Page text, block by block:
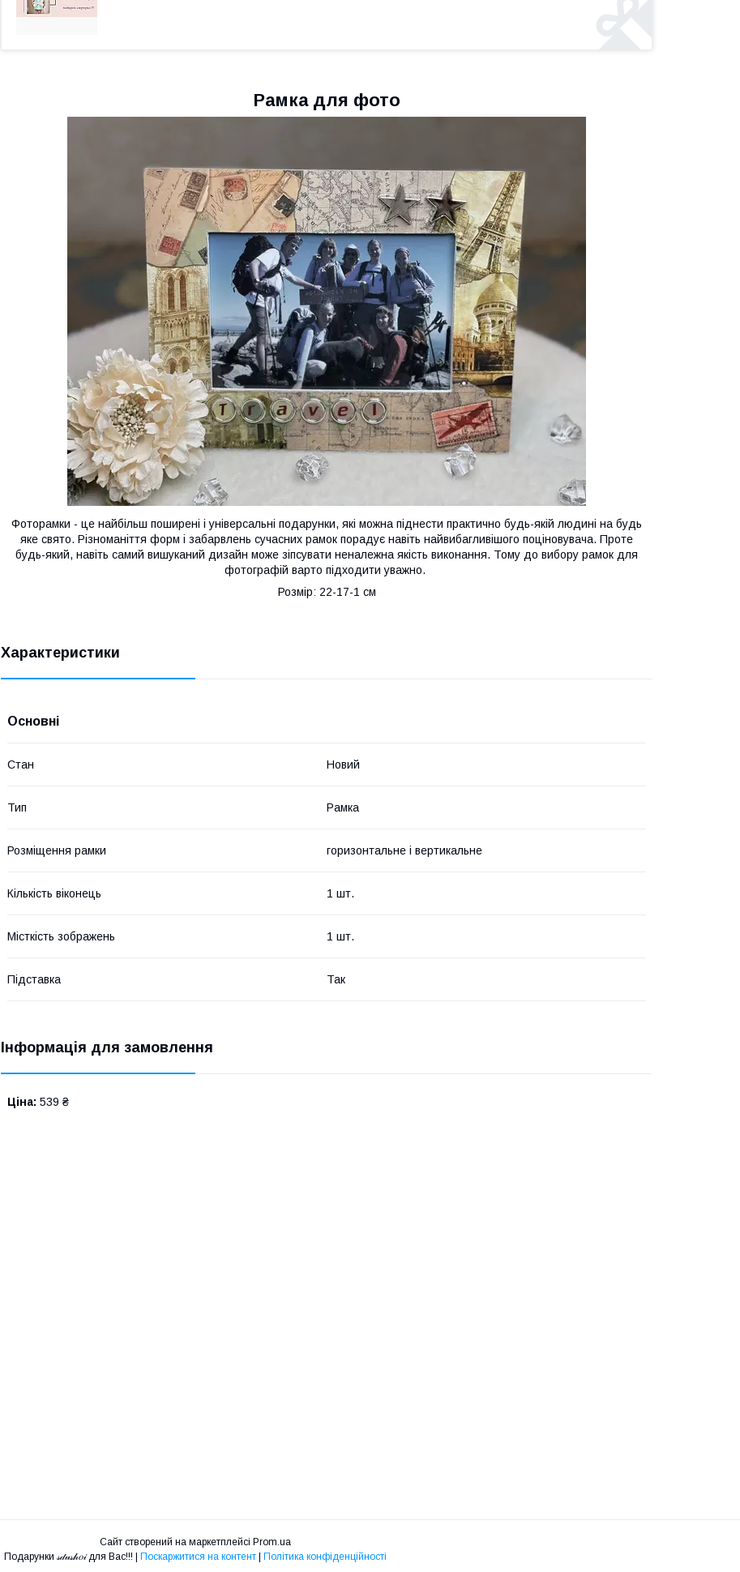
Рамка для фото
Фоторамки - це найбільш поширені і універсальні подарунки, які можна піднести практично будь-якій людині на будь
яке свято. Різноманіття форм і забарвлень сучасних рамок порадує навіть найвибагливішого поціновувача. Проте
будь-який, навіть самий вишуканий дизайн може зіпсувати неналежна якість виконання. Тому до вибору рамок для
фотографій варто підходити уважно.
Розмір: 22-17-1 см
Характеристики
Основні
Стан Новий
Тип Рамка
Розміщення рамки горизонтальне і вертикальне
Кількість віконець 1 шт.
Місткість зображень 1 шт.
Підставка Так
Інформація для замовлення
Ціна: 539 ₴
Сайт створений на маркетплейсі Prom.ua
Поскаржитися на контент Політика конфіденційності